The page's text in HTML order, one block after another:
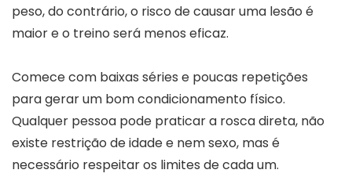
peso, do contrário, o risco de causar uma lesão é
maior e o treino será menos eficaz.
Comece com baixas séries e poucas repetições
para gerar um bom condicionamento físico.
Qualquer pessoa pode praticar a rosca direta, não
existe restrição de idade e nem sexo, mas é
necessário respeitar os limites de cada um.